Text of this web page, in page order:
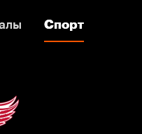
Спорт
Спорт